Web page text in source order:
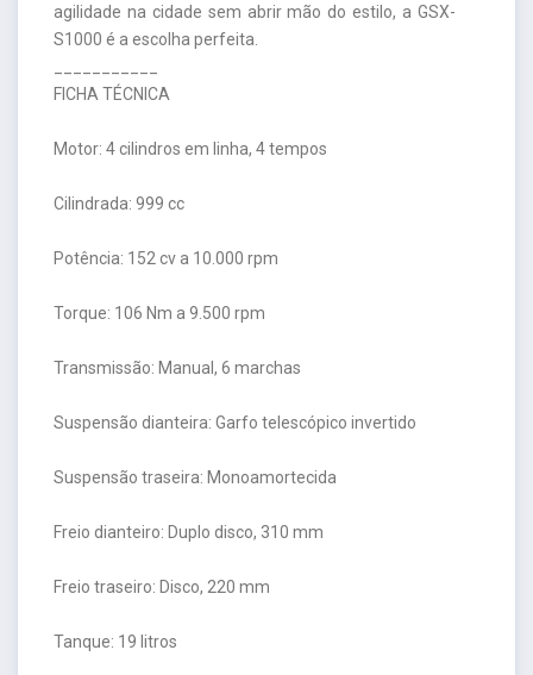
agilidade na cidade sem abrir mão do estilo, a GSX-
S1000 é a escolha perfeita.
FICHA TÉCNICA
Motor: 4 cilindros em linha, 4 tempos
Cilindrada: 999 cc
Potência: 152 cv a 10.000 rpm
Torque: 106 Nm a 9.500 rpm
Transmissão: Manual, 6 marchas
Suspensão dianteira: Garfo telescópico invertido
Suspensão traseira: Monoamortecida
Freio dianteiro: Duplo disco, 310 mm
Freio traseiro: Disco, 220 mm
Tanque: 19 litros